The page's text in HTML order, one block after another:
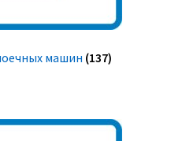
машин (137)